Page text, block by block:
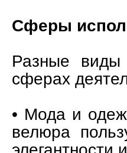
Сферы
Разные
сферах
• Мода и
велюра